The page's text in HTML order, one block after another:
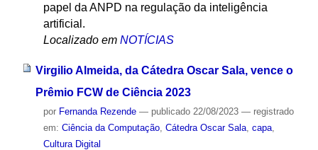
papel da ANPD na regulação da inteligência
artificial.
Localizado em NOTÍCIAS
Virgilio Almeida, da Cátedra Oscar Sala, vence o
Prêmio FCW de Ciência 2023
por Fernanda Rezende — publicado22/08/2023 — registrado
em: Ciência da Computação, Cátedra Oscar Sala, capa,
Cultura Digital